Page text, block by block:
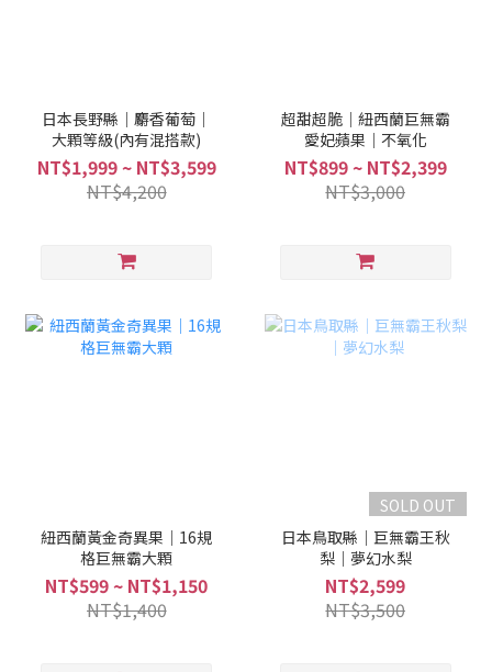
日本長野縣｜麝香葡萄｜
大顆等級(內有混搭款)
NT$1,999 ~ NT$3,599
NT$4,200
超甜超脆｜紐西蘭巨無霸
愛妃蘋果｜不氧化
NT$899 ~ NT$2,399
NT$3,000
紐西蘭黃金奇異果｜16規
格巨無霸大顆
NT$599 ~ NT$1,150
NT$1,400
SOLD OUT
日本鳥取縣｜巨無霸王秋
梨｜夢幻水梨
NT$2,599
NT$3,500